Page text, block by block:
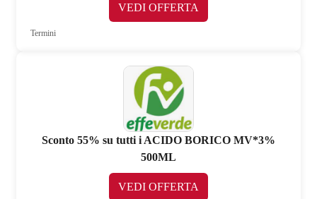
VEDI OFFERTA
Termini
Sconto 55% su tutti i ACIDO BORICO MV*3%
500ML
VEDI OFFERTA